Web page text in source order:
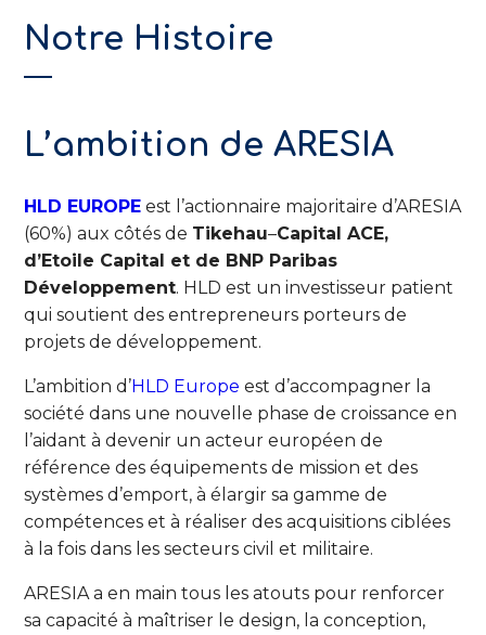
Notre Histoire
L’ambition de ARESIA
HLD EUROPE est l’actionnaire majoritaire d’ARESIA
(60%) aux côtés de Tikehau–Capital ACE,
d’Etoile Capital et de BNP Paribas
Développement. HLD est un investisseur patient
qui soutient des entrepreneurs porteurs de
projets de développement.
L’ambition d’HLD Europe est d’accompagner la
société dans une nouvelle phase de croissance en
l’aidant à devenir un acteur européen de
référence des équipements de mission et des
systèmes d’emport, à élargir sa gamme de
compétences et à réaliser des acquisitions ciblées
à la fois dans les secteurs civil et militaire.
ARESIA a en main tous les atouts pour renforcer
sa capacité à maîtriser le design, la conception,